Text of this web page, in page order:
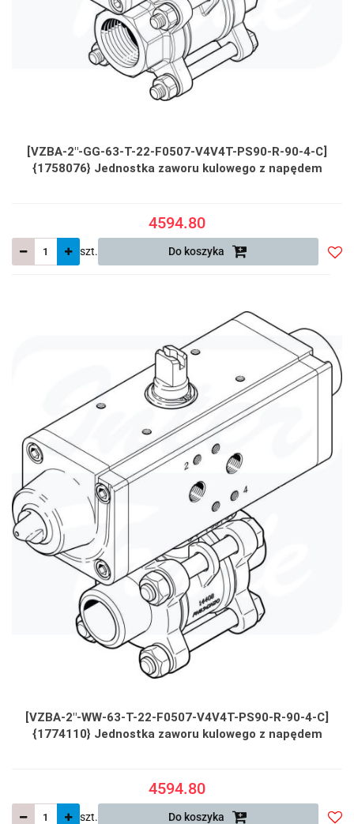
[VZBA-2"-GG-63-T-22-F0507-V4V4T-PS90-R-90-4-C]
{1758076} Jednostka zaworu kulowego z napędem
4594.80
szt. Do koszyka
[VZBA-2"-WW-63-T-22-F0507-V4V4T-PS90-R-90-4-C]
{1774110} Jednostka zaworu kulowego z napędem
4594.80
szt. Do koszyka